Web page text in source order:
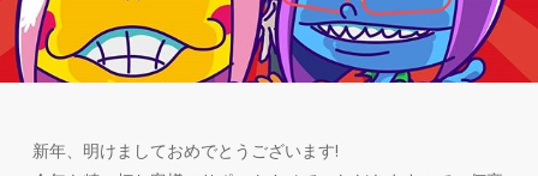
新年、明けましておめでとうございます!